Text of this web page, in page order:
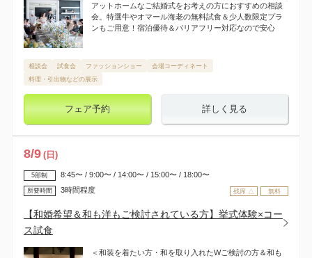
アットホームなご結婚式をお考えの方におすすめの相談
会。特選牛やオマール海老の無料試食＆少人数限定プラ
ンもご用意！宿泊優待＆バリアフリー対応なので安心
相談会 試食会 ファッションショー
会場コーディネート
料理・引出物などの展示
フェア予約 詳しく見る
8/9 (日)
残席 △ 無料
5部制 8:45〜 / 9:00〜 / 14:00〜 / 15:00〜 / 18:00〜
所要時間 3時間程度
【和婚希望＆和も洋もご検討されている方】挙式体験×コー
ス試食
＜和装を着たい方・和を取り入れたWご検討の方＆和も